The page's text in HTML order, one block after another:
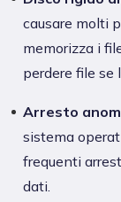
causare molti
memorizza i
perdere file se
Arresto
sistema
frequenti
dati.